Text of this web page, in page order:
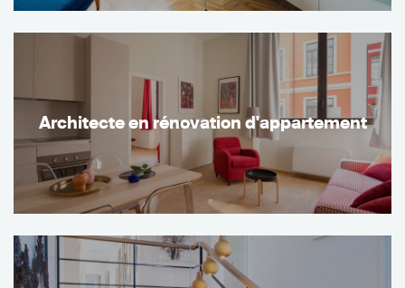
Architecte en rénovation d'appartement